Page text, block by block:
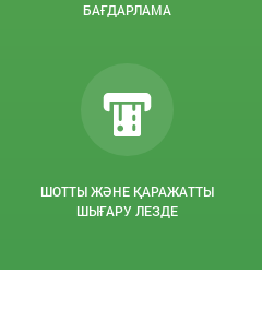
БАҒДАРЛАМА
ШОТТЫ ЖӘНЕ ҚАРАЖАТТЫ
ШЫҒАРУ ЛЕЗДЕ